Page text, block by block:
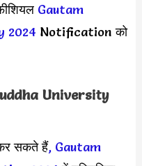
Gautam
2024 Notification को
University
सकते हैं, Gautam